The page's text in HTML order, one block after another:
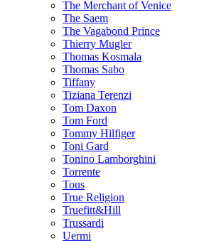
The Merchant of Venice
The Saem
The Vagabond Prince
Thierry Mugler
Thomas Kosmala
Thomas Sabo
Tiffany
Tiziana Terenzi
Tom Daxon
Tom Ford
Tommy Hilfiger
Toni Gard
Tonino Lamborghini
Torrente
Tous
True Religion
Truefitt&Hill
Trussardi
Uermi